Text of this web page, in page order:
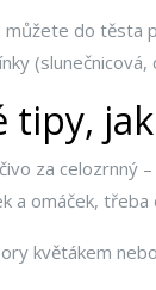
do těsta
tipy,
za celozrnný
a omáček,
květákem